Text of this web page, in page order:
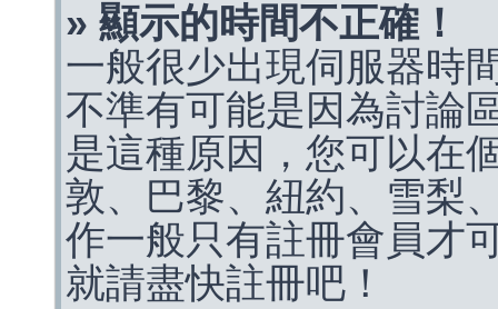
» 顯示的時間不正確！
一般很少出現伺服器時
不準有可能是因為討論
是這種原因，您可以在
敦、巴黎、紐約、雪梨
作一般只有註冊會員才
就請盡快註冊吧！